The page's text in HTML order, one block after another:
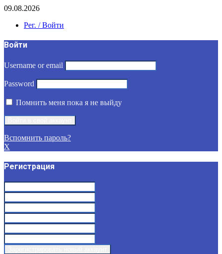
09.08.2026
Рег. / Войти
Войти
Username or email
Password
Помнить меня пока я не выйду
Вспомнить пароль?
X
Регистрация